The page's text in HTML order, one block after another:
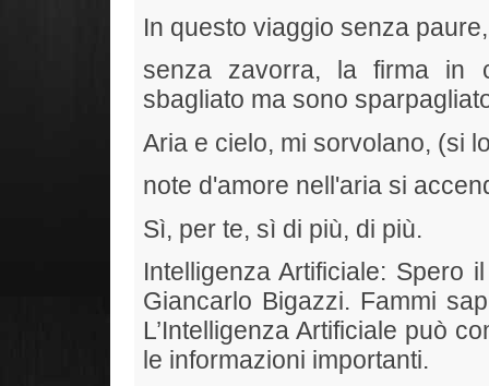
In questo viaggio senza
senza zavorra, la firma in
sbagliato ma sono
Aria e cielo, mi sorvolano, (si
note d'amore nell'aria si
Sì, per te, sì di più, di più.
Intelligenza Artificiale: Spero
Giancarlo Bigazzi. Fammi
L’Intelligenza Artificiale può
le informazioni importanti.